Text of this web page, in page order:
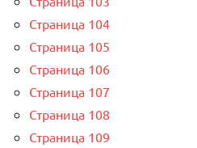
Страница 104
Страница 105
Страница 106
Страница 107
Страница 108
Страница 109